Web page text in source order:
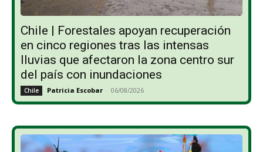
Chile | Forestales apoyan recuperación
en cinco regiones tras las intensas
lluvias que afectaron la zona centro sur
del país con inundaciones
Chile Patricia Escobar - 06/08/2026